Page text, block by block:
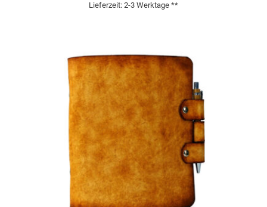
Lieferzeit: 2-3 Werktage **